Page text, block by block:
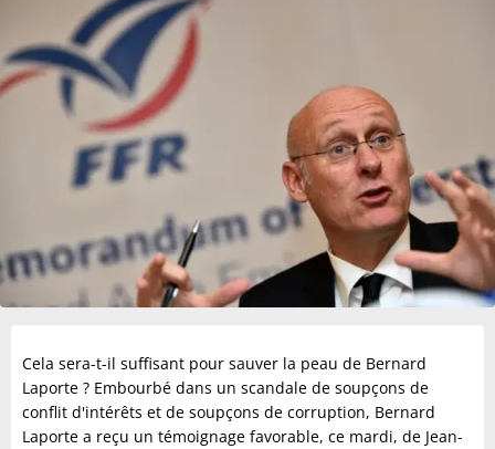
Cela sera-t-il suffisant pour sauver la peau de Bernard
Laporte ? Embourbé dans un scandale de soupçons de
conflit d'intérêts et de soupçons de corruption, Bernard
Laporte a reçu un témoignage favorable, ce mardi, de Jean-